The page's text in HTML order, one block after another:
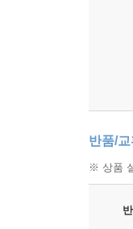
반품/교
※ 상품